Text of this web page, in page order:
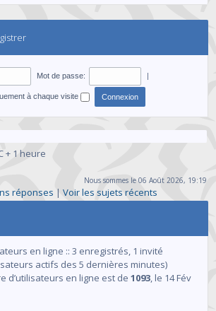
Mot de passe: |
à chaque visite
+ 1 heure
Nous sommes le 06 Août 2026, 19:19
réponses |Voir les sujets récents
en ligne :: 3 enregistrés, 1 invité
actifs des 5 dernières minutes)
d’utilisateurs en ligne est de1093, le 14 Fév